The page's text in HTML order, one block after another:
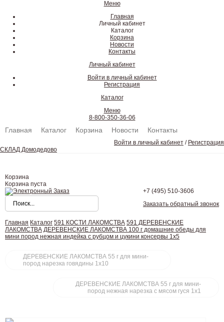
Меню
Главная
Личный кабинет
Каталог
Корзина
Новости
Контакты
Личный кабинет
Войти в личный кабинет
Регистрация
Каталог
Меню
8-800-350-36-06
Главная Каталог Корзина Новости Контакты
Войти в личный кабинет / Регистрация
СКЛАД Домодедово
Корзина
Корзина пуста
+7 (495) 510-3606
Заказать обратный звонок
Главная Каталог 591 КОСТИ ЛАКОМСТВА 591 ДЕРЕВЕНСКИЕ
ЛАКОМСТВА ДЕРЕВЕНСКИЕ ЛАКОМСТВА 100 г домашние обеды для
мини пород нежная индейка с рубцом и цукини консервы 1х5
ДЕРЕВЕНСКИЕ ЛАКОМСТВА 55 г для мини-
пород нарезка говядины 1х10
ДЕРЕВЕНСКИЕ ЛАКОМСТВА 55 г для мини-
пород нежная нарезка с мясом гуся 1х1